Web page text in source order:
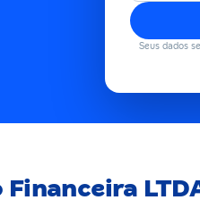
Seus dados